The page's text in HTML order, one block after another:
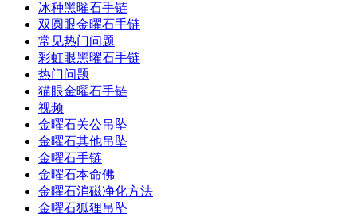
冰种黑曜石手链
双圆眼金曜石手链
常见热门问题
彩虹眼黑曜石手链
热门问题
猫眼金曜石手链
视频
金曜石关公吊坠
金曜石其他吊坠
金曜石手链
金曜石本命佛
金曜石消磁净化方法
金曜石狐狸吊坠